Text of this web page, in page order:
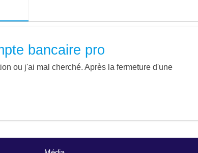
bancaire pro
ou j'ai mal cherché. Après la fermeture d'une